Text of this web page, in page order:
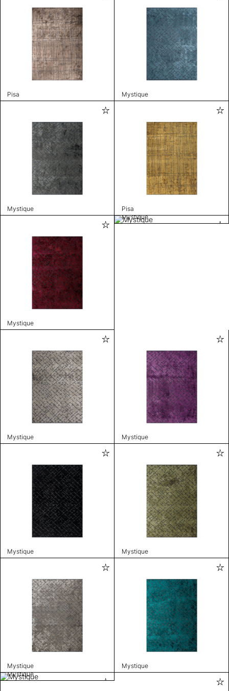
Pisa Mystique
Mystique Pisa
Mystique
Mystique
Mystique Mystique
Mystique Mystique
Mystique
Mystique
Mystique